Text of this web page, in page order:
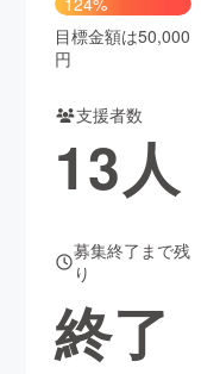
Creation
ya コミュニティ
目標金額は50,000
円
支援者数
13人
募集終了まで残
り
終了